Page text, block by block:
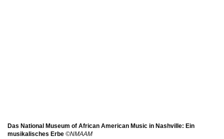
Das National Museum of African American Music in Nashville: Ein
musikalisches Erbe ©NMAAM